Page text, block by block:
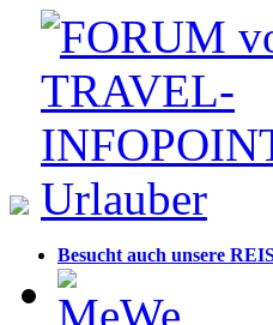
Besucht auch unsere